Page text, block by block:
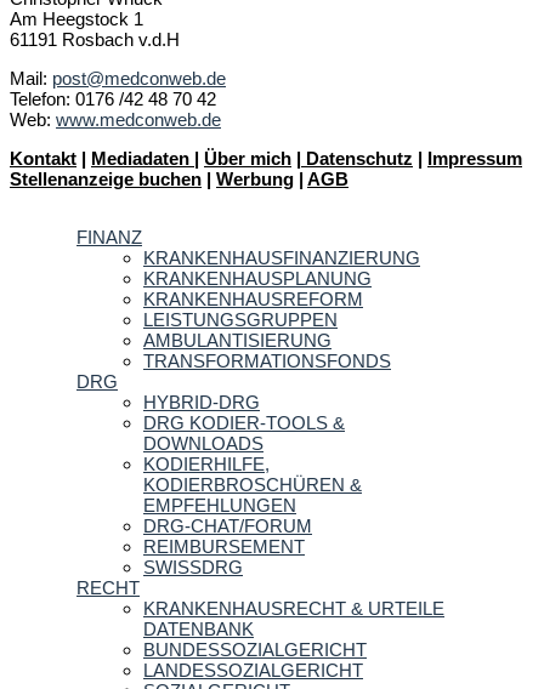
Am Heegstock 1
61191 Rosbach v.d.H
Mail: post@medconweb.de
Telefon: 0176 /42 48 70 42
Web: www.medconweb.de
Kontakt | Mediadaten | Über mich | Datenschutz | Impressum
Stellenanzeige buchen | Werbung | AGB
FINANZ
KRANKENHAUSFINANZIERUNG
KRANKENHAUSPLANUNG
KRANKENHAUSREFORM
LEISTUNGSGRUPPEN
AMBULANTISIERUNG
TRANSFORMATIONSFONDS
DRG
HYBRID-DRG
DRG KODIER-TOOLS &
DOWNLOADS
KODIERHILFE,
KODIERBROSCHÜREN &
EMPFEHLUNGEN
DRG-CHAT/FORUM
REIMBURSEMENT
SWISSDRG
RECHT
KRANKENHAUSRECHT & URTEILE
DATENBANK
BUNDESSOZIALGERICHT
LANDESSOZIALGERICHT